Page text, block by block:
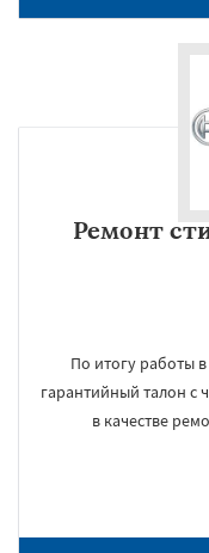
Ремонт
По итогу работы
гарантийный талон с
в качестве